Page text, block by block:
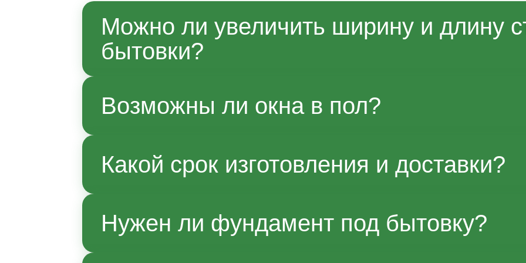
Можно ли увеличить ширину и длину
бытовки?
Да, по согласованию с менеджером возможны изменения
технологии производства. Точные параметры и влияние на
Возможны ли окна в пол?
Да, возможно.
Какой срок изготовления и доставки?
Срок зависит от модели и загрузки производства; ориентиры
товара. Доставку и сборку согласуем отдельно по Москве и
Нужен ли фундамент под бытовку?